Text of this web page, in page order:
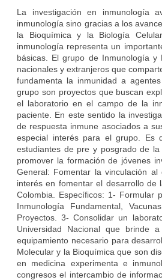
La investigación en inmunología
inmunología sino gracias a los
la Bioquímica y la Biología
inmunología representa un
básicas. El grupo de Inmunología y
nacionales y extranjeros que
fundamenta la inmunidad a
grupo son proyectos que buscan
el laboratorio en el campo de la
paciente. En este sentido la
de respuesta inmune asociados a
especial interés para el grupo. Es
estudiantes de pre y posgrado de
promover la formación de jóvenes
General: Fomentar la vinculación
interés en fomentar el desarrollo de
Colombia. Específicos: 1- Formular
Inmunología Fundamental,
Proyectos. 3- Consolidar un
Universidad Nacional que brinde
equipamiento necesario para
Molecular y la Bioquímica que son
en medicina experimenta e
congresos el intercambio de